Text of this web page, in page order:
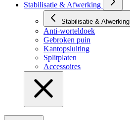
Stabilisatie & Afwerking
Stabilisatie & Afwerking
Anti-worteldoek
Gebroken puin
Kantopsluiting
Splitplaten
Accessoires